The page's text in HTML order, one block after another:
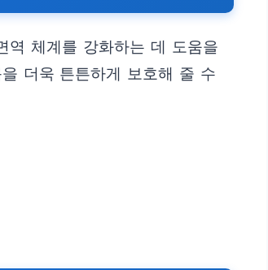
역 체계를 강화하는 데 도움을
더욱 튼튼하게 보호해 줄 수